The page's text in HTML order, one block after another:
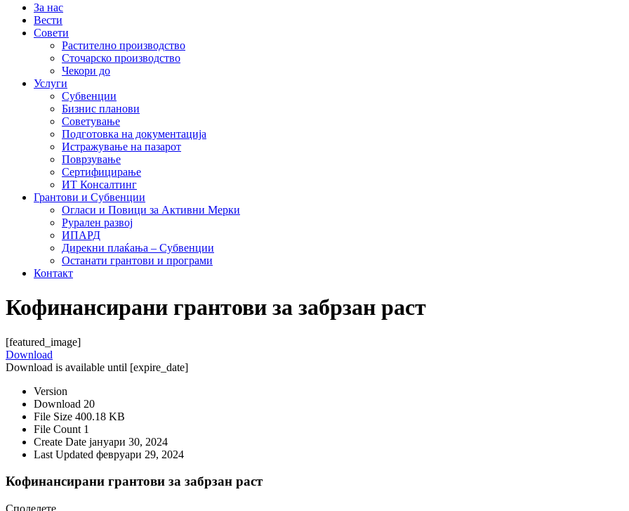
За нас
Вести
Совети
Растително производство
Сточарско производство
Чекори до
Услуги
Субвенции
Бизнис планови
Советување
Подготовка на документација
Истражување на пазарот
Поврзување
Сертифицирање
ИТ Консалтинг
Грантови и Субвенции
Огласи и Повици за Активни Мерки
Рурален развој
ИПАРД
Дирекни плаќања – Субвенции
Останати грантови и програми
Контакт
Кофинансирани грантови за забрзан раст
[featured_image]
Download
Download is available until [expire_date]
Version
Download 20
File Size 400.18 KB
File Count 1
Create Date јануари 30, 2024
Last Updated февруари 29, 2024
Кофинансирани грантови за забрзан раст